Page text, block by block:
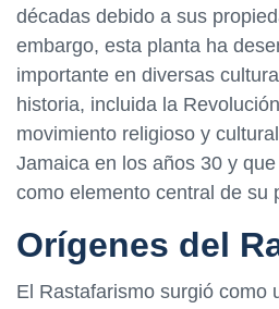
décadas debido a sus
embargo, esta planta ha
importante en diversas
historia, incluida la
movimiento religioso y
Jamaica en los años 30 y
como elemento central de su
Orígenes del
El Rastafarismo surgió como